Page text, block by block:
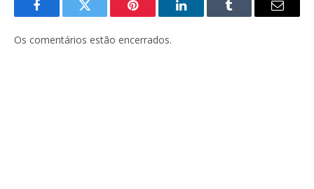
FacebookTwitter Pinterest LinkedInTumblr
E-
Os comentários estão encerrados.